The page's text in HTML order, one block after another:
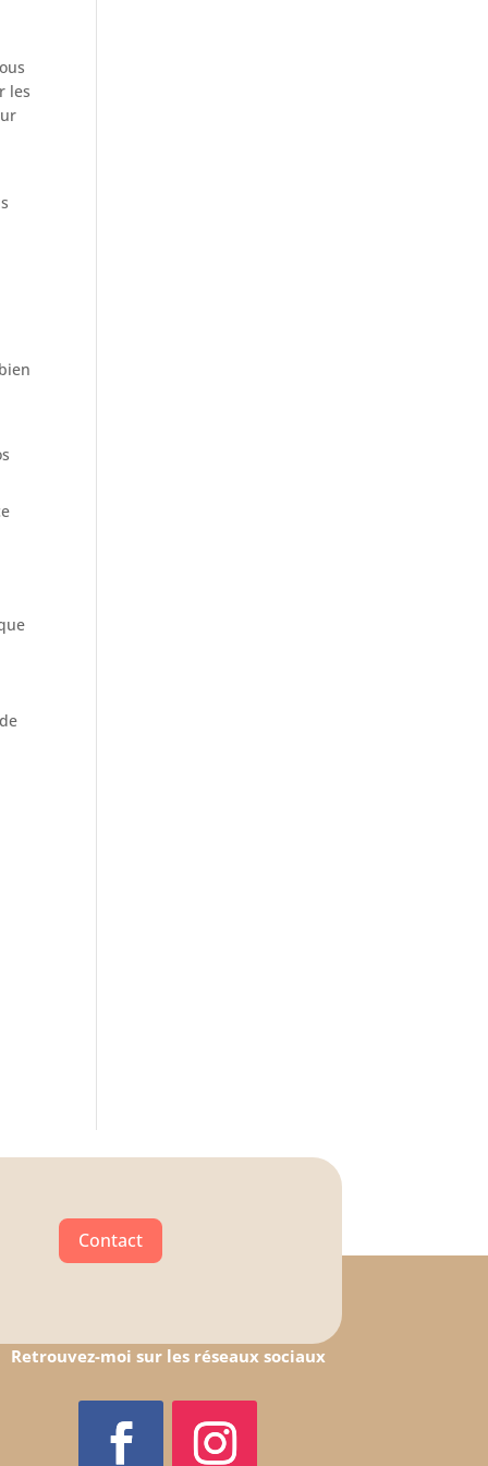
les
Contact
Retrouvez-moi sur les réseaux sociaux